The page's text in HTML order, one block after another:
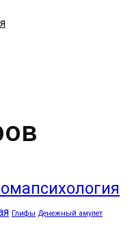
Глифы Денежный амулет